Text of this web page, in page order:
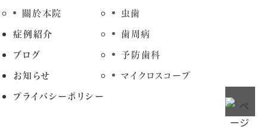
關於本院
症例紹介
ブログ
お知らせ
プライバシーポリシー
虫歯
歯周病
予防歯科
マイクロスコープ